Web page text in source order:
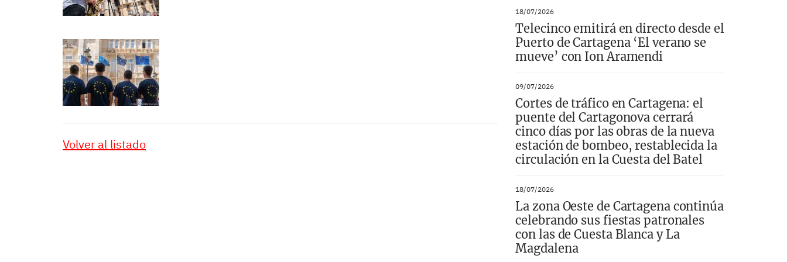
Volver al listado
18/07/2026
Telecinco emitirá en directo desde el
Puerto de Cartagena ‘El verano se
mueve’ con Ion Aramendi
09/07/2026
Cortes de tráfico en Cartagena: el
puente del Cartagonova cerrará
cinco días por las obras de la nueva
estación de bombeo, restablecida la
circulación en la Cuesta del Batel
18/07/2026
La zona Oeste de Cartagena continúa
celebrando sus fiestas patronales
con las de Cuesta Blanca y La
Magdalena